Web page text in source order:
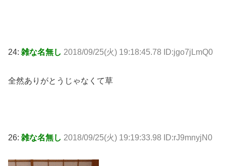
24: 雑な名無し 2018/09/25(火) 19:18:45.78 ID:jgo7jLmQ0
全然ありがとうじゃなくて草
26: 雑な名無し 2018/09/25(火) 19:19:33.98 ID:rJ9mnyjN0